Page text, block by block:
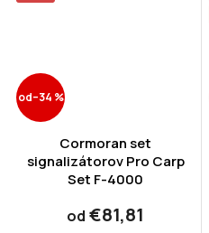
od–34 %
Cormoran set
signalizátorov Pro Carp
Set F-4000
od €81,81